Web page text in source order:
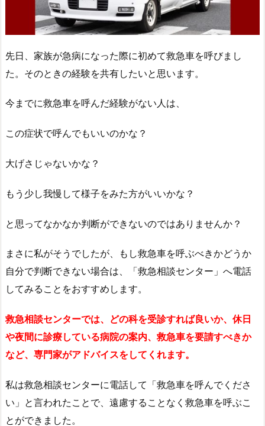
先日、家族が急病になった際に初めて救急車を呼びまし
た。そのときの経験を共有したいと思います。
今までに救急車を呼んだ経験がない人は、
この症状で呼んでもいいのかな？
大げさじゃないかな？
もう少し我慢して様子をみた方がいいかな？
と思ってなかなか判断ができないのではありませんか？
まさに私がそうでしたが、もし救急車を呼ぶべきかどうか
自分で判断できない場合は、
「救急相談センター」 へ電話
してみることをおすすめします。
救急相談センターでは、どの科を受診すれば良いか、休日
や夜間に診療している病院の案内、救急車を要請すべきか
など、専門家がアドバイスをしてくれます。
私は救急相談センターに電話して「救急車を呼んでくださ
い」と言われたことで、遠慮することなく救急車を呼ぶこ
とができました。